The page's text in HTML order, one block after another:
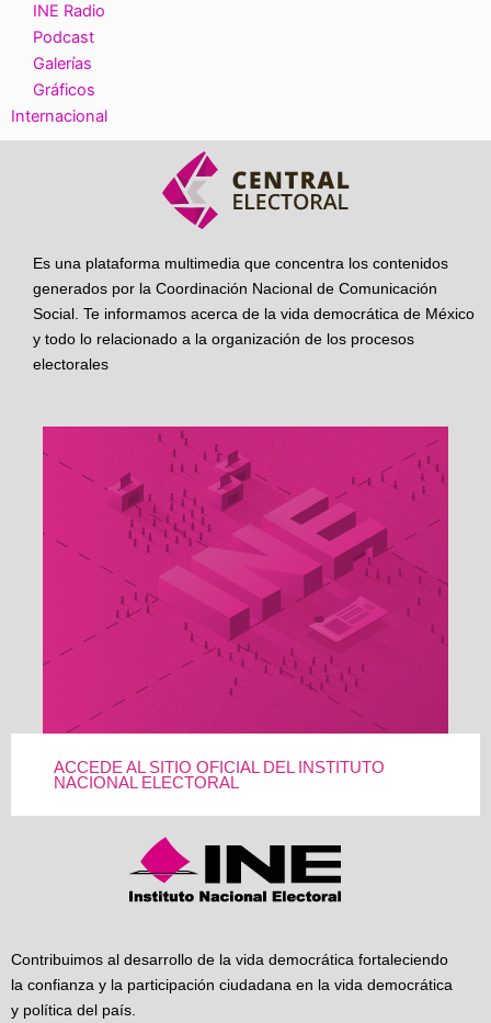
INE Radio
Podcast
Galerías
Gráficos
Internacional
Es una plataforma multimedia que concentra los contenidos
generados por la Coordinación Nacional de Comunicación
Social. Te informamos acerca de la vida democrática de México
y todo lo relacionado a la organización de los procesos
electorales
ACCEDE AL SITIO OFICIAL DEL INSTITUTO
NACIONAL ELECTORAL
Contribuimos al desarrollo de la vida democrática fortaleciendo
la confianza y la participación ciudadana en la vida democrática
y política del país.